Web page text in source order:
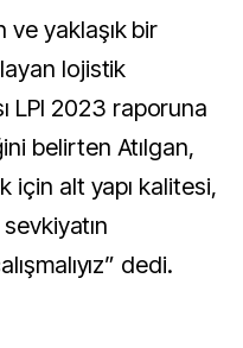
yaklaşık bir
lojistik
LPI 2023 raporuna
belirten Atılgan,
için alt yapı kalitesi,
dedi.